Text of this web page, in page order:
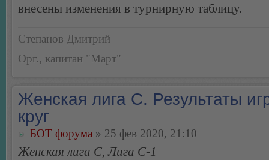
внесены изменения в турнирную таблицу.
Степанов Дмитрий
Орг., капитан "Март"
Женская лига С. Результаты
круг
БОТ форума » 25 фев 2020, 21:10
Женская лига С, Лига С-1